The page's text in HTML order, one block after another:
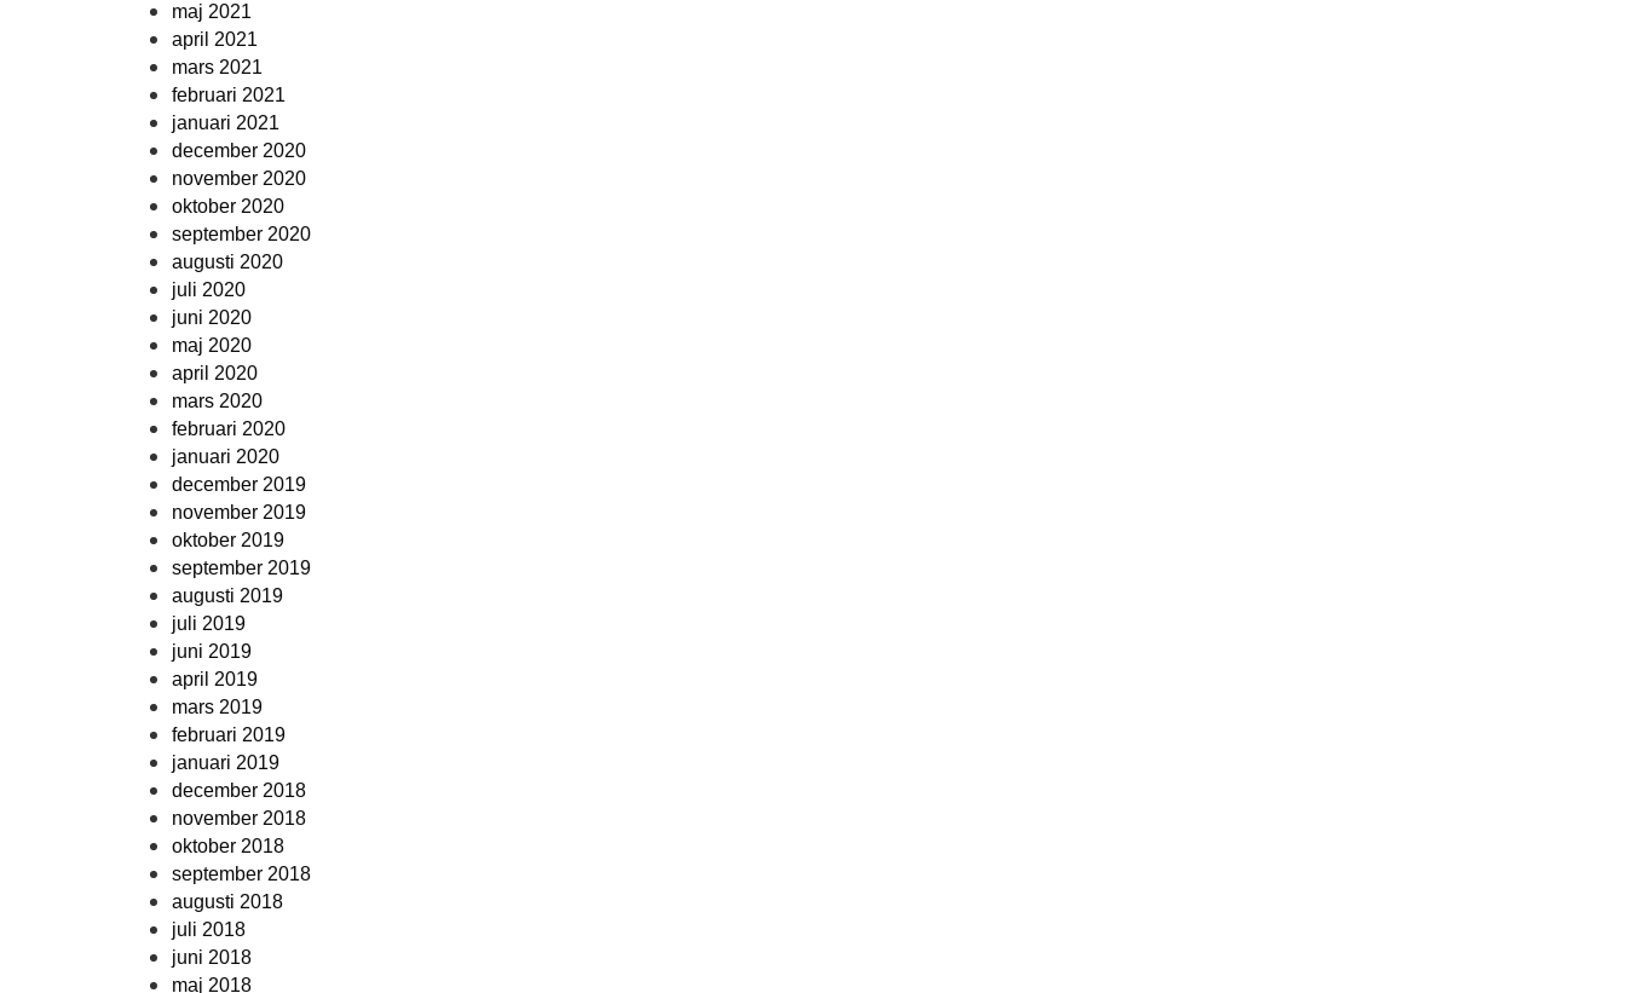
maj 2021
april 2021
mars 2021
februari 2021
januari 2021
december 2020
november 2020
oktober 2020
september 2020
augusti 2020
juli 2020
juni 2020
maj 2020
april 2020
mars 2020
februari 2020
januari 2020
december 2019
november 2019
oktober 2019
september 2019
augusti 2019
juli 2019
juni 2019
april 2019
mars 2019
februari 2019
januari 2019
december 2018
november 2018
oktober 2018
september 2018
augusti 2018
juli 2018
juni 2018
maj 2018